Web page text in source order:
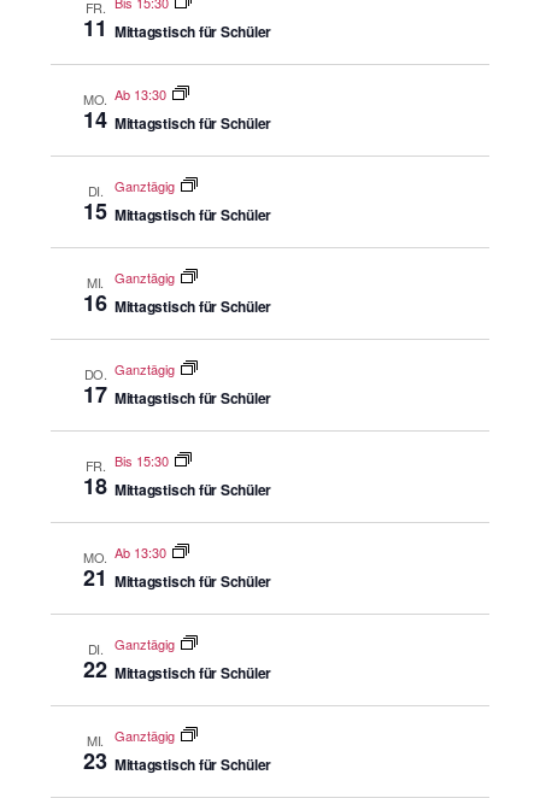
FR.
11 Mittagstisch für Schüler
MO.
14
Ab 13:30
Mittagstisch für Schüler
DI.
15
Ganztägig
Mittagstisch für Schüler
MI.
16
Ganztägig
Mittagstisch für Schüler
DO.
17
Ganztägig
Mittagstisch für Schüler
FR.
18
Bis 15:30
Mittagstisch für Schüler
MO.
21
Ab 13:30
Mittagstisch für Schüler
DI.
22
Ganztägig
Mittagstisch für Schüler
MI.
23
Ganztägig
Mittagstisch für Schüler